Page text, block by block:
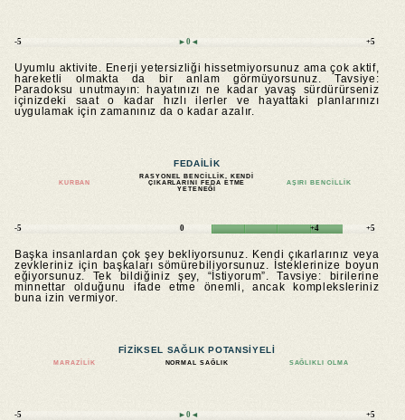
-5 ►0◄ +5
Uyumlu aktivite. Enerji yetersizliği hissetmiyorsunuz ama çok aktif,
hareketli olmakta da bir anlam görmüyorsunuz. Tavsiye:
Paradoksu unutmayın: hayatınızı ne kadar yavaş sürdürürseniz
içinizdeki saat o kadar hızlı ilerler ve hayattaki planlarınızı
uygulamak için zamanınız da o kadar azalır.
FEDAILIK
KURBAN
RASYONEL BENCILLIK, KENDI
ÇIKARLARINI FEDA ETME
YETENEĞI
AŞIRI BENCILLIK
-5 0 +4 +5
Başka insanlardan çok şey bekliyorsunuz. Kendi çıkarlarınız veya
zevkleriniz için başkaları sömürebiliyorsunuz. İsteklerinize boyun
eğiyorsunuz. Tek bildiğiniz şey, “İstiyorum”. Tavsiye: birilerine
minnettar olduğunu ifade etme önemli, ancak kompleksleriniz
buna izin vermiyor.
FIZIKSEL SAĞLIK POTANSIYELI
MARAZILIK NORMAL SAĞLIK SAĞLIKLI OLMA
-5 ►0◄ +5